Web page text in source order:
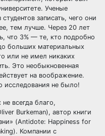
Ученые
записать, чего они
тем лучше. Через 20 лет
что 3% — те, кто подробно
больших материальных
или не имел никаких
Это необыкновенная
на воображение.
исследования не было!
всегда благо,
Burkeman), автор книги
(Antidote: Happiness for
Компании с